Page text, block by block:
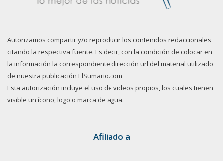
Autorizamos compartir y/o reproducir los contenidos redaccionales
citando la respectiva fuente. Es decir, con la condición de colocar en
la información la correspondiente dirección url del material utilizado
de nuestra publicación ElSumario.com
Esta autorización incluye el uso de videos propios, los cuales tienen
visible un ícono, logo o marca de agua.
Afiliado a